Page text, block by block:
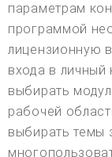
параметрам
программой
лицензионную
входа в личный
выбирать
рабочей
выбирать темы